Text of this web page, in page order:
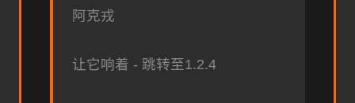
阿克戎
让它响着 - 跳转至1.2.4